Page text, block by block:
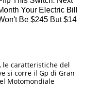
le caratteristiche del
si corre il Gp di Gran
Motomondiale